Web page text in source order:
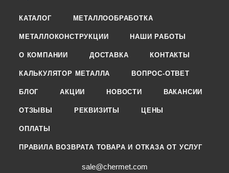
КАТАЛОГ МЕТАЛЛООБРАБОТКА
МЕТАЛЛОКОНСТРУКЦИИ НАШИ РАБОТЫ
О КОМПАНИИ ДОСТАВКА КОНТАКТЫ
КАЛЬКУЛЯТОР МЕТАЛЛА ВОПРОС-ОТВЕТ
БЛОГ АКЦИИ НОВОСТИ ВАКАНСИИ
ОТЗЫВЫ РЕКВИЗИТЫ ЦЕНЫ
ОПЛАТЫ
ПРАВИЛА ВОЗВРАТА ТОВАРА И ОТКАЗА ОТ УСЛУГ
sale@chermet.com